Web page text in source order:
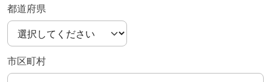
都道府県
市区町村